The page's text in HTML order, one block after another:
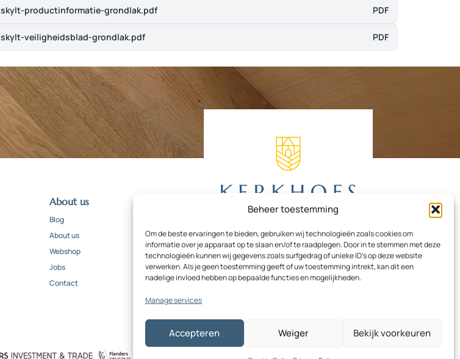
Beheer toestemming
Om de beste ervaringen te bieden, gebruiken wij technologieën zoals cookies om
informatie over je apparaat op te slaan en/of te raadplegen. Door in te stemmen met deze
technologieën kunnen wij gegevens zoals surfgedrag of unieke ID's op deze website
verwerken. Als je geen toestemming geeft of uw toestemming intrekt, kan dit een
nadelige invloed hebben op bepaalde functies en mogelijkheden.
Manage services
Accepteren Weiger Bekijk voorkeuren
skylt-productinformatie-grondlak.pdf PDF
skylt-veiligheidsblad-grondlak.pdf PDF
About us
Blog
About us
Webshop
Jobs
Contact
F
a
L